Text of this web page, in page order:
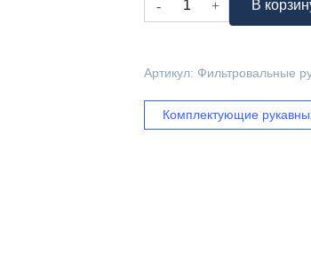
товара
для
мельниц
В
Артикул: Фильтровальные
Комплектующие